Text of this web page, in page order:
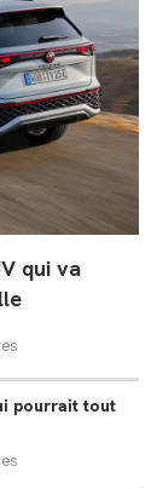
qui va
pourrait tout